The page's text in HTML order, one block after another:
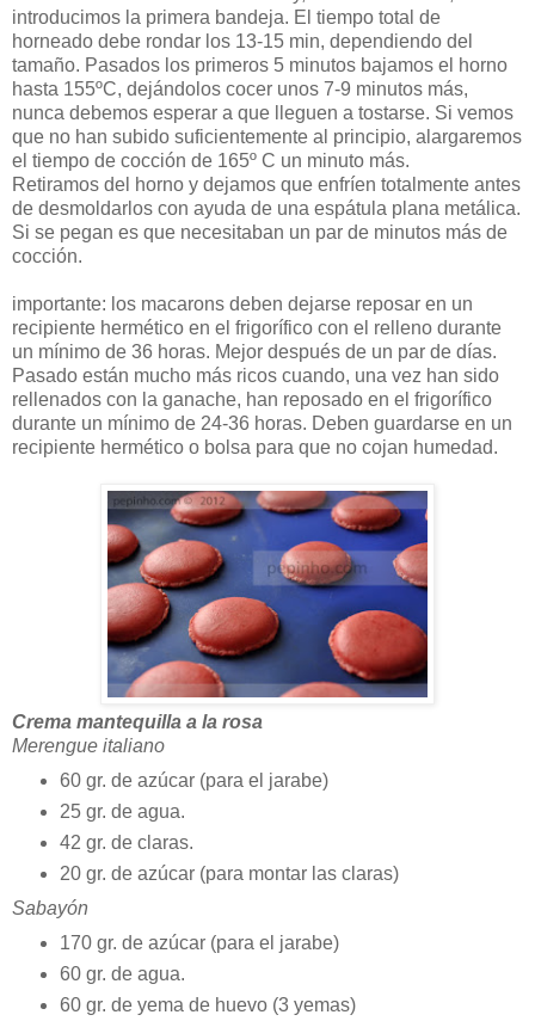
introducimos la primera bandeja. El tiempo total de
horneado debe rondar los 13-15 min, dependiendo del
tamaño. Pasados los primeros 5 minutos bajamos el horno
hasta 155ºC, dejándolos cocer unos 7-9 minutos más,
nunca debemos esperar a que lleguen a tostarse. Si vemos
que no han subido suficientemente al principio, alargaremos
el tiempo de cocción de 165º C un minuto más.
Retiramos del horno y dejamos que enfríen totalmente antes
de desmoldarlos con ayuda de una espátula plana metálica.
Si se pegan es que necesitaban un par de minutos más de
cocción.
importante: los macarons deben dejarse reposar en un
recipiente hermético en el frigorífico con el relleno durante
un mínimo de 36 horas. Mejor después de un par de días.
Pasado están mucho más ricos cuando, una vez han sido
rellenados con la ganache, han reposado en el frigorífico
durante un mínimo de 24-36 horas. Deben guardarse en un
recipiente hermético o bolsa para que no cojan humedad.
Crema mantequilla a la rosa
Merengue italiano
60 gr. de azúcar (para el jarabe)
25 gr. de agua.
42 gr. de claras.
20 gr. de azúcar (para montar las claras)
Sabayón
170 gr. de azúcar (para el jarabe)
60 gr. de agua.
60 gr. de yema de huevo (3 yemas)